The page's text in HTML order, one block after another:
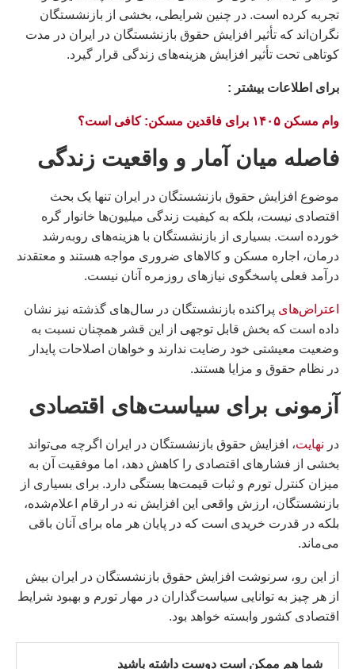
تجربه کرده است. در چنین شرایطی، بخشی از بازنشستگان
نگران‌اند که تأثیر افزایش حقوق بازنشستگان در ایران در مدت
کوتاهی تحت تأثیر افزایش هزینه‌های زندگی قرار گیرد.
براى اطلاعات بيشتر :
وام مسکن ۱۴۰۵ برای فاقدین مسکن: کافی است؟
فاصله میان آمار و واقعیت زندگی
موضوع افزایش حقوق بازنشستگان در ایران تنها یک بحث
اقتصادی نیست، بلکه به کیفیت زندگی میلیون‌ها خانوار گره
خورده است. بسیاری از بازنشستگان با هزینه‌های رو‌به‌رشد
درمان، اجاره مسکن و کالاهای ضروری مواجه هستند و معتقدند
درآمد فعلی پاسخگوی نیازهای روزمره آنان نیست.
اعتراض‌های پراکنده بازنشستگان در سال‌های گذشته نیز نشان
داده است که بخش قابل توجهی از این قشر همچنان نسبت به
وضعیت معیشتی خود رضایت ندارند و خواهان اصلاحات پایدار
در نظام حقوق و مزایا هستند.
آزمونی برای سیاست‌های اقتصادی
در نهایت، افزایش حقوق بازنشستگان در ایران اگرچه می‌تواند
بخشی از فشارهای اقتصادی را کاهش دهد، اما موفقیت آن به
میزان کنترل تورم و ثبات قیمت‌ها بستگی دارد. برای بسیاری از
بازنشستگان، ارزش واقعی این افزایش نه در ارقام اعلام‌شده،
بلکه در قدرت خریدی است که در پایان هر ماه برای آنان باقی
می‌ماند.
از این رو، سرنوشت افزایش حقوق بازنشستگان در ایران بیش
از هر چیز به توانایی سیاست‌گذاران در مهار تورم و بهبود شرایط
اقتصادی کشور وابسته خواهد بود.
شما هم ممکن است دوست داشته باشید